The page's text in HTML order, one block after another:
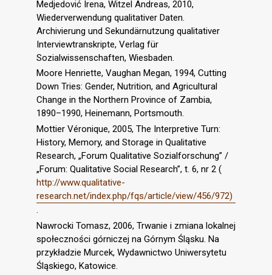
Medjedović Irena, Witzel Andreas, 2010,
Wiederverwendung qualitativer Daten.
Archivierung und Sekundärnutzung qualitativer
Interviewtranskripte, Verlag für
Sozialwissenschaften, Wiesbaden.
Moore Henriette, Vaughan Megan, 1994, Cutting
Down Tries: Gender, Nutrition, and Agricultural
Change in the Northern Province of Zambia,
1890–1990, Heinemann, Portsmouth.
Mottier Véronique, 2005, The Interpretive Turn:
History, Memory, and Storage in Qualitative
Research, „Forum Qualitative Sozialforschung” /
„Forum: Qualitative Social Research”, t. 6, nr 2 (
http://www.qualitative-
research.net/index.php/fqs/article/view/456/972)
.
Nawrocki Tomasz, 2006, Trwanie i zmiana lokalnej
społeczności górniczej na Górnym Śląsku. Na
przykładzie Murcek, Wydawnictwo Uniwersytetu
Śląskiego, Katowice.